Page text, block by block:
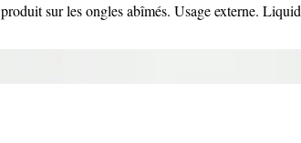
produit sur les ongles abîmés. Usage externe.